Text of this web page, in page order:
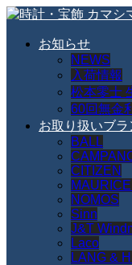
お知らせ
NEWS
入荷情報
松本零士
60回無金
お取り扱いブラ
BALL
CITIZEN
NOMOS
Sinn
J&T
Laco
LANG &